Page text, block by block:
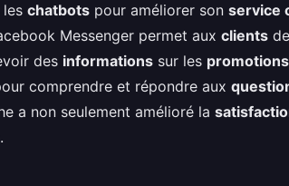
chatbots pour améliorer son service
Messenger permet aux clients
des informations sur les promotions
comprendre et répondre aux
a non seulement amélioré la